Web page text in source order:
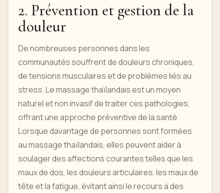
2. Prévention et gestion de la
douleur
De nombreuses personnes dans les
communautés souffrent de douleurs chroniques,
de tensions musculaires et de problèmes liés au
stress. Le massage thaïlandais est un moyen
naturel et non invasif de traiter ces pathologies,
offrant une approche préventive de la santé.
Lorsque davantage de personnes sont formées
au massage thaïlandais, elles peuvent aider à
soulager des affections courantes telles que les
maux de dos, les douleurs articulaires, les maux de
tête et la fatigue, évitant ainsi le recours à des